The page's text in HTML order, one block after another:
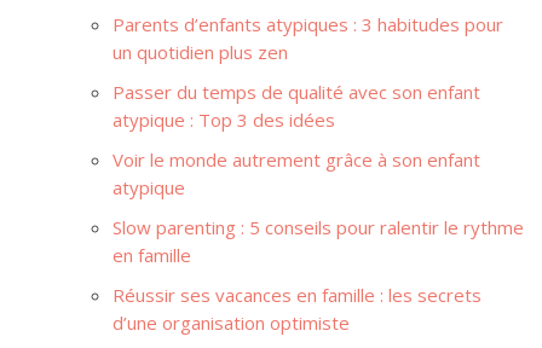
Parents d’enfants atypiques : 3 habitudes pour
un quotidien plus zen
Passer du temps de qualité avec son enfant
atypique : Top 3 des idées
Voir le monde autrement grâce à son enfant
atypique
Slow parenting : 5 conseils pour ralentir le rythme
en famille
Réussir ses vacances en famille : les secrets
d’une organisation optimiste